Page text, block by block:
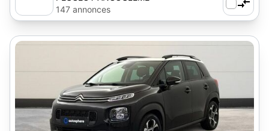
AUTOSPHERE
147 annonces